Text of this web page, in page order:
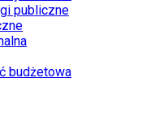
publiczne
budżetowa